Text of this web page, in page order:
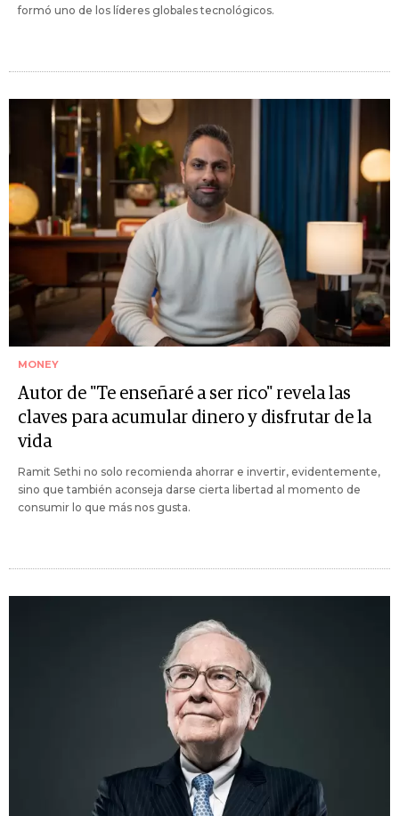
formó uno de los líderes globales tecnológicos.
MONEY
Autor de "Te enseñaré a ser rico" revela las
claves para acumular dinero y disfrutar de la
vida
Ramit Sethi no solo recomienda ahorrar e invertir, evidentemente,
sino que también aconseja darse cierta libertad al momento de
consumir lo que más nos gusta.